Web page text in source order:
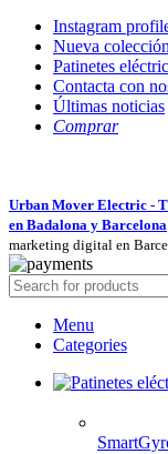
Instagram
Nueva colección
Patinetes
Contacta con
Últimas noticias
Comprar
Urban Mover Electric -
en Badalona y Barcelona
marketing digital en
Menu
Categories